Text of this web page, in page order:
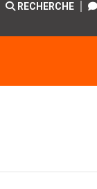
RECHERCHE